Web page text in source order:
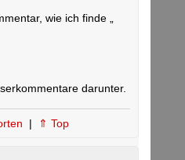
wie ich finde „
darunter.
| ⇑ Top